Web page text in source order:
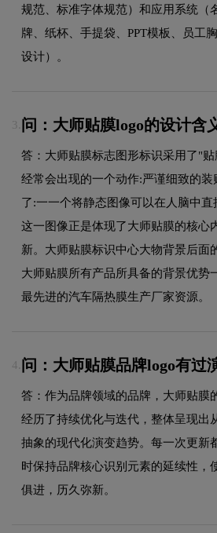
规范、标准字体规范）和应用系统（
牌、纸杯、手提袋、PPT模板、员工
设计）。
3. 问：大师贴膜logo的设计含
答：大师贴膜标志图形标识采用了"
经常会出现的一个动作:严谨细致的
了:一一个将静态图像可以在人脑中直
这一图像正是体现了大师贴膜的核心
新。大师贴膜标识中心大物背景后面
大师贴膜所有产品所具备的背景优势
最先进的汽车隔热膜生产厂家资源。
4. 问：大师贴膜品牌logo有过
答：作为品牌领域的品牌，大师贴膜
经历了持续优化与迭代，整体呈现出
抽象的现代化演变趋势。每一次更新
时保持品牌核心识别元素的延续性，
俱进，历久弥新。